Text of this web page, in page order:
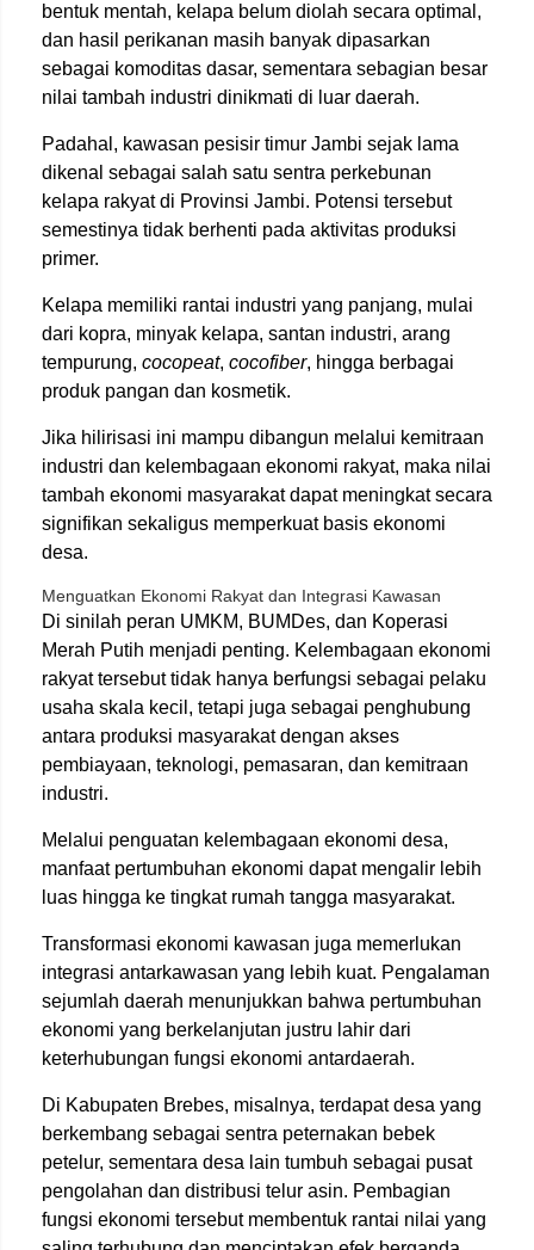
bentuk mentah, kelapa belum diolah secara optimal,
dan hasil perikanan masih banyak dipasarkan
sebagai komoditas dasar, sementara sebagian besar
nilai tambah industri dinikmati di luar daerah.
Padahal, kawasan pesisir timur Jambi sejak lama
dikenal sebagai salah satu sentra perkebunan
kelapa rakyat di Provinsi Jambi. Potensi tersebut
semestinya tidak berhenti pada aktivitas produksi
primer.
Kelapa memiliki rantai industri yang panjang, mulai
dari kopra, minyak kelapa, santan industri, arang
tempurung, cocopeat, cocofiber, hingga berbagai
produk pangan dan kosmetik.
Jika hilirisasi ini mampu dibangun melalui kemitraan
industri dan kelembagaan ekonomi rakyat, maka nilai
tambah ekonomi masyarakat dapat meningkat secara
signifikan sekaligus memperkuat basis ekonomi
desa.
Menguatkan Ekonomi Rakyat dan Integrasi Kawasan
Di sinilah peran UMKM, BUMDes, dan Koperasi
Merah Putih menjadi penting. Kelembagaan ekonomi
rakyat tersebut tidak hanya berfungsi sebagai pelaku
usaha skala kecil, tetapi juga sebagai penghubung
antara produksi masyarakat dengan akses
pembiayaan, teknologi, pemasaran, dan kemitraan
industri.
Melalui penguatan kelembagaan ekonomi desa,
manfaat pertumbuhan ekonomi dapat mengalir lebih
luas hingga ke tingkat rumah tangga masyarakat.
Transformasi ekonomi kawasan juga memerlukan
integrasi antarkawasan yang lebih kuat. Pengalaman
sejumlah daerah menunjukkan bahwa pertumbuhan
ekonomi yang berkelanjutan justru lahir dari
keterhubungan fungsi ekonomi antardaerah.
Di Kabupaten Brebes, misalnya, terdapat desa yang
berkembang sebagai sentra peternakan bebek
petelur, sementara desa lain tumbuh sebagai pusat
pengolahan dan distribusi telur asin. Pembagian
fungsi ekonomi tersebut membentuk rantai nilai yang